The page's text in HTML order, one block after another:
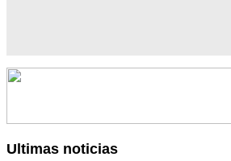
Ultimas noticias